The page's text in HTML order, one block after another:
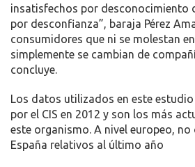
insatisfechos por desconocimiento
por desconfianza”, baraja Pérez
consumidores que ni se molestan
simplemente se cambian de
concluye.
Los datos utilizados en este
por el CIS en 2012 y son los más
este organismo. A nivel europeo,
España relativos al último año